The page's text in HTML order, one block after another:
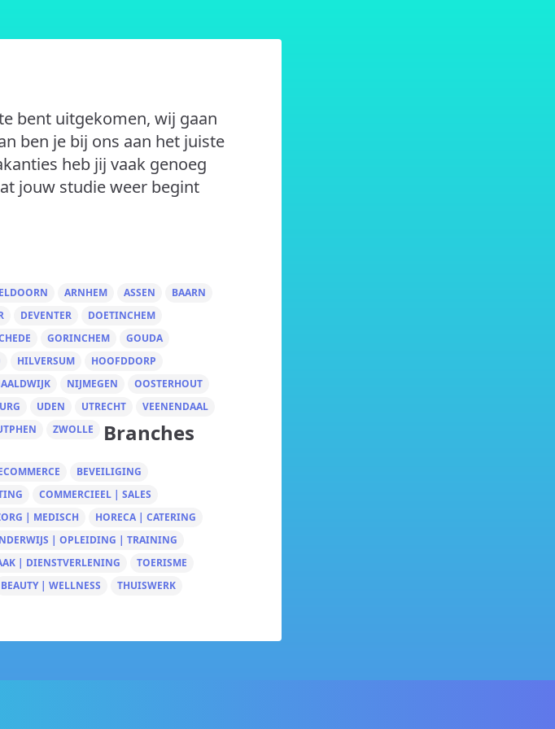
bent uitgekomen, wij gaan
ben je bij ons aan het juiste
heb jij vaak genoeg
jouw studie weer begint
ARNHEM ASSEN
BAARN
DEVENTER
DOETINCHEM
GORINCHEM
GOUDA
HILVERSUM
HOOFDDORP
NIJMEGEN
OOSTERHOUT
UDEN UTRECHT
VEENENDAAL
ZWOLLE Branches
BEVEILIGING
COMMERCIEEL | SALES
| MEDISCH
HORECA | CATERING
| OPLEIDING | TRAINING
| DIENSTVERLENING
TOERISME
BEAUTY | WELLNESS
THUISWERK